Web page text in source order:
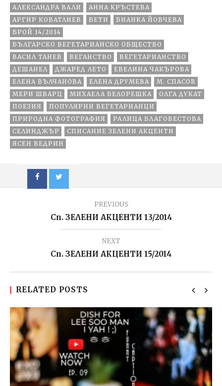
АЛЕКСАНДРА ВАЛИ
АННА КРЪСТЕВА
АРГИР КОВАТЛИЕВ
БЕТИ
БИАНКА ЙОВЧЕВА
БРОЙ 14/2014
БЪЛГАРСКО ВЕГЕТАРИАНСКО ОБЩЕСТВО
ВАСИЛ ТАНЕВ
ВЕГАНСТВО
ВЕГЕТАРИАНСТВО
ДЕШАНЕЛ
ДЖАРЕД ЛЕТО
ЕВЕЛИНА ЧАКЪРОВА
ЕЛЕНА ВЪЛЧАНОВА
ЕЛЕНА ДРУМЕВА
М. СПАСОВ
МЕРИ ШВАРЦ
МИХАЕЛА БЕЛОРЕШКА
ОЛГА ДУКАТ
ПОЕЗИЯ
ПОПУЛЯРНИ ВЕГЕТАРИАНЦИ
ПРИРОДНА ФОТОГРАФИЯ
РАЛИЦА БЛАГОВЕСТОВА
СЕЛИНДЖЪР
СПИСАНИЕ ЗЕЛЕНИ АКЦЕНТИ
ЯСЕН ВЕДРИН
PREVIOUS
Сп. ЗЕЛЕНИ АКЦЕНТИ 13/2014
NEXT
Сп. ЗЕЛЕНИ АКЦЕНТИ 15/2014
RELATED POSTS